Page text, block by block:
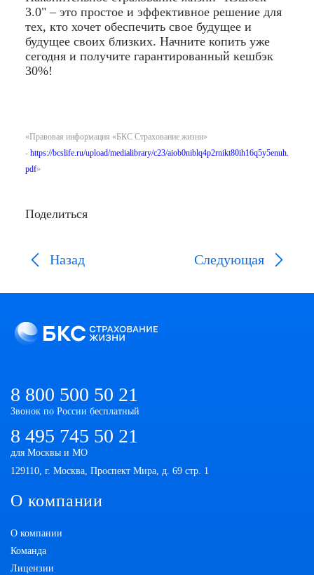
3.0" – это простое и эффективное решение для
тех, кто хочет обеспечить свое будущее и
будущее своих близких. Начните копить уже
сегодня и получите гарантированный кешбэк
30%!
«Правовая информация «БКС Страхование жизни»
- https://bcslife.ru/upload/medialibrary/c23/aiob0niblq4p2rnikt80ih16q5y5enuh.
pdf»
Поделиться
Назад Следующая
8 800 500 50 21
Звонок по России бесплатный
8 495 745 50 21
для Москвы и МО
129110, г. Москва, Проспект Мира, д. 69 стр. 1
О компании
О компании
Команда
Лицензии